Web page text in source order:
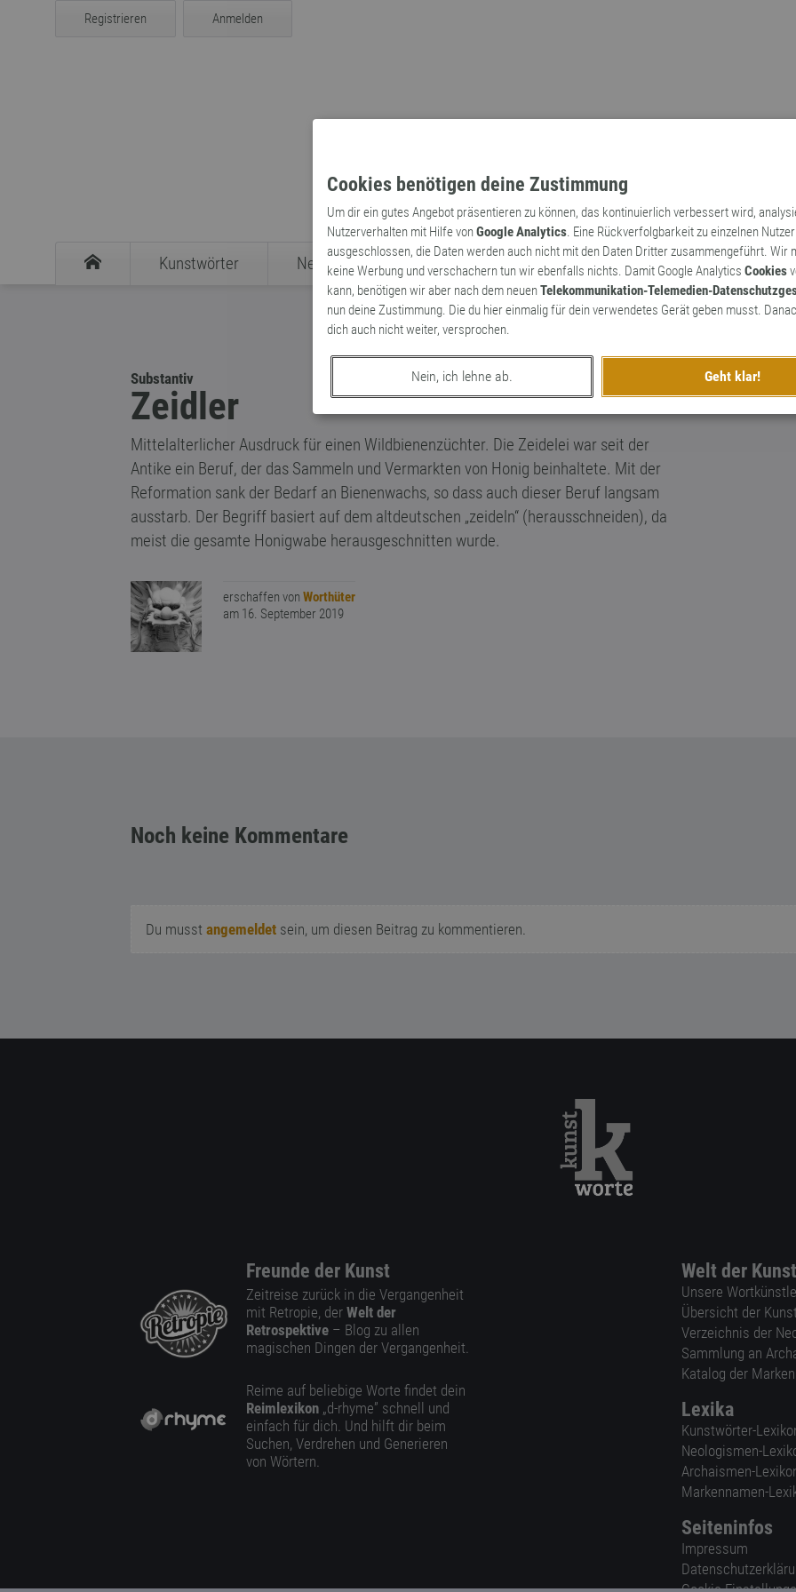
Cookies benötigen deine Zustimmung
Um dir ein gutes Angebot präsentieren zu können, das kontinuierlich verbessert wird,
Nutzerverhalten mit Hilfe vonGoogle Analytics. Eine Rückverfolgbarkeit zu einzelnen
ausgeschlossen, die Daten werden auch nicht mit den Daten Dritter zusammengeführt. Wir
keine Werbung und verschachern tun wir ebenfalls nichts. Damit Google Analytics Cookies
kann, benötigen wir aber nach dem neuenTelekommunikation-Telemedien-
nun deine Zustimmung. Die du hier einmalig für dein verwendetes Gerät geben musst.
dich auch nicht weiter, versprochen.
Nein, ich lehne ab. Geht klar!
Registrieren Anmelden
Kunstwörter Neologismen Archaismen Markennamen
Substantiv
Zeidler
Mittelalterlicher Ausdruck für einen Wildbienenzüchter. Die Zeidelei war seit der
Antike ein Beruf, der das Sammeln und Vermarkten von Honig beinhaltete. Mit der
Reformation sank der Bedarf an Bienenwachs, so dass auch dieser Beruf langsam
ausstarb. Der Begriff basiert auf dem altdeutschen „zeideln“ (herausschneiden), da
meist die gesamte Honigwabe herausgeschnitten wurde.
erschaffen von Worthüter
am 16. September 2019
Noch keine Kommentare
Du musst angemeldet sein, um diesen Beitrag zu kommentieren.
Freunde der Kunst
Zeitreise zurück in die Vergangenheit
mit Retropie, der Welt der
Retrospektive – Blog zu allen
magischen Dingen der Vergangenheit.
Reime auf beliebige Worte findet dein
Reimlexikon „d-rhyme” schnell und
einfach für dich. Und hilft dir beim
Suchen, Verdrehen und Generieren
von Wörtern.
Welt der
Unsere
Übersicht der
Verzeichnis der
Sammlung an
Katalog der
Lexika
Kunstwörter-
Neologismen-
Archaismen-
Markennamen-
Seiteninfos
Impressum